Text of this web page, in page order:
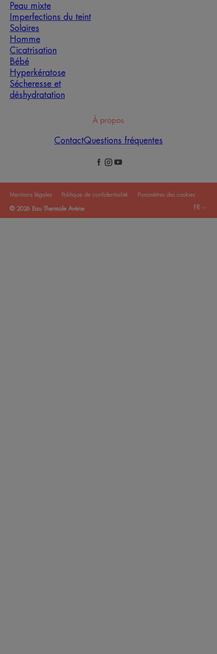
Peau mixte
Imperfections du teint
Solaires
Homme
Cicatrisation
Bébé
Hyperkératose
Sécheresse et
déshydratation
À propos
ContactQuestions fréquentes
Mentions légales Politique de confidentialité Paramètres des cookies
© 2026 Eau Thermale Avène FR